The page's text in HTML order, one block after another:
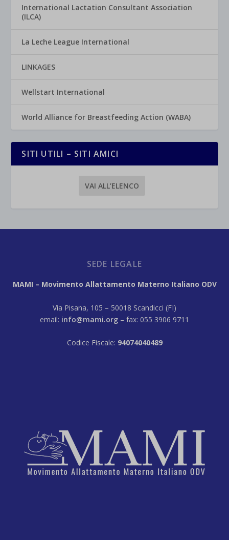
International Lactation Consultant Association
(ILCA)
La Leche League International
LINKAGES
Wellstart International
World Alliance for Breastfeeding Action (WABA)
SITI UTILI – SITI AMICI
VAI ALL’ELENCO
SEDE LEGALE
MAMI – Movimento Allattamento Materno Italiano ODV
Via Pisana, 105 – 50018 Scandicci (FI)
email: info@mami.org – fax: 055 3906 9711
Codice Fiscale: 94074040489